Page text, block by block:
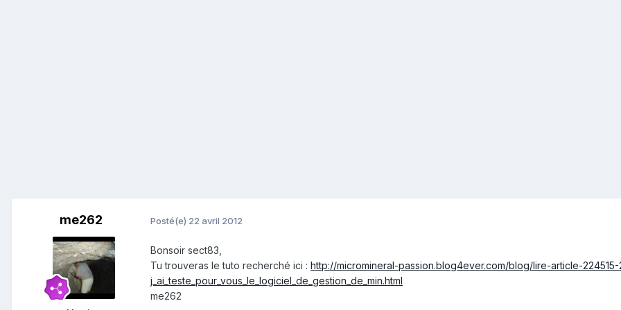
me262 Posté(e) 22 avril 2012
Bonsoir sect83,
Tu trouveras le tuto recherché ici : http://micromineral-passion.blog4ever.com/blog/lire-article-224515-
j_ai_teste_pour_vous_le_logiciel_de_gestion_de_min.html
me262